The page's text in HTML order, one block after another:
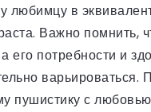
любимцу в
Важно помнить,
его потребности и
варьироваться.
пушистику с